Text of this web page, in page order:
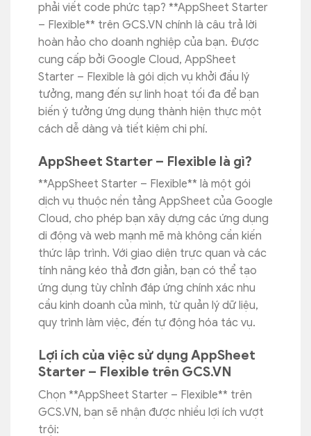
phải viết code phức tạp? **AppSheet Starter
– Flexible** trên GCS.VN chính là câu trả lời
hoàn hảo cho doanh nghiệp của bạn. Được
cung cấp bởi Google Cloud, AppSheet
Starter – Flexible là gói dịch vụ khởi đầu lý
tưởng, mang đến sự linh hoạt tối đa để bạn
biến ý tưởng ứng dụng thành hiện thực một
cách dễ dàng và tiết kiệm chi phí.
AppSheet Starter – Flexible là gì?
**AppSheet Starter – Flexible** là một gói
dịch vụ thuộc nền tảng AppSheet của Google
Cloud, cho phép bạn xây dựng các ứng dụng
di động và web mạnh mẽ mà không cần kiến
thức lập trình. Với giao diện trực quan và các
tính năng kéo thả đơn giản, bạn có thể tạo
ứng dụng tùy chỉnh đáp ứng chính xác nhu
cầu kinh doanh của mình, từ quản lý dữ liệu,
quy trình làm việc, đến tự động hóa tác vụ.
Lợi ích của việc sử dụng AppSheet
Starter – Flexible trên GCS.VN
Chọn **AppSheet Starter – Flexible** trên
GCS.VN, bạn sẽ nhận được nhiều lợi ích vượt
trội: